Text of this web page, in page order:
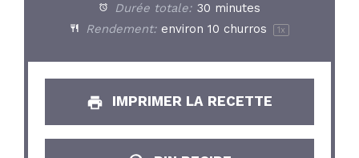
Durée totale: 30 minutes
Rendement: environ10 churros 1 x
IMPRIMER LA RECETTE